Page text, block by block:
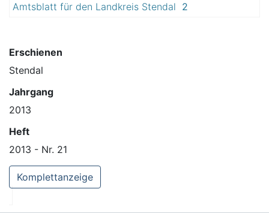
Amtsblatt für den Landkreis Stendal 2
Erschienen
Stendal
Jahrgang
2013
Heft
2013 - Nr. 21
Komplettanzeige